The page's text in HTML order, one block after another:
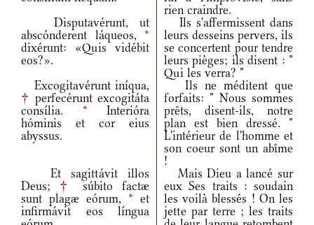
rien craindre.
Disputavérunt, ut
abscónderent láqueos, *
dixérunt: «Quis vidébit
eos?».
Ils s'affermissent dans
leurs desseins pervers, ils
se concertent pour tendre
leurs pièges; ils disent : "
Qui les verra? "
Excogitavérunt iníqua,
† perfecérunt excogitáta
consília. * Interióra
hóminis et cor eius
abyssus.
Ils ne méditent que
forfaits: " Nous sommes
prêts, disent-ils, notre
plan est bien dressé. "
L'intérieur de l'homme et
son coeur sont un abîme
!
Et sagittávit illos
Deus; †
súbito factæ
sunt plagæ eórum, * et
infirmávit eos língua
Mais Dieu a lancé sur
eux Ses traits : soudain
les voilà blessés ! On les
jette par terre ; les traits